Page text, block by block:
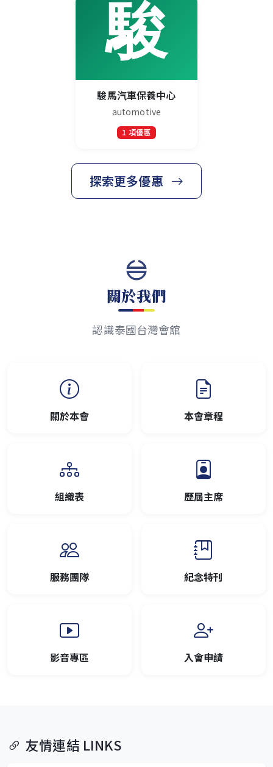
駿馬汽車保養中心
automotive
1 項優惠
探索更多優惠
關於我們
認識泰國台灣會舘
關於本會 本會章程
組織表 歷屆主席
服務團隊 紀念特刊
影音專區 入會申請
友情連結 LINKS